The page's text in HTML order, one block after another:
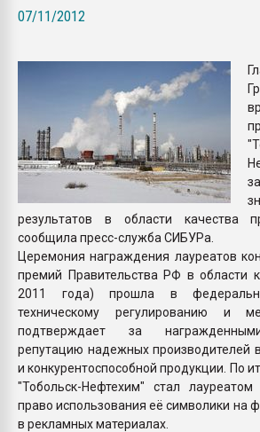
07/11/2012
результатов в области качества
сообщила пресс-служба СИБУРа.
Церемония награждения лауреатов
премий Правительства РФ в области
2011 года) прошла в
техническому регулированию и
подтверждает за
репутацию надежных производителей
и конкурентоспособной продукции. По
"Тобольск-Нефтехим" стал
право использования её символики на
в рекламных материалах.